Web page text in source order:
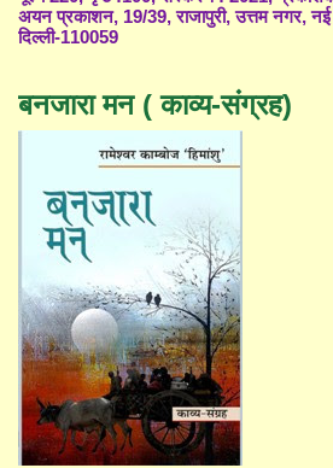
अयन प्रकाशन, 19/39, राजापुरी, उत्तम नगर, नई
दिल्ली-110059
बनजारा मन ( काव्य-संग्रह)